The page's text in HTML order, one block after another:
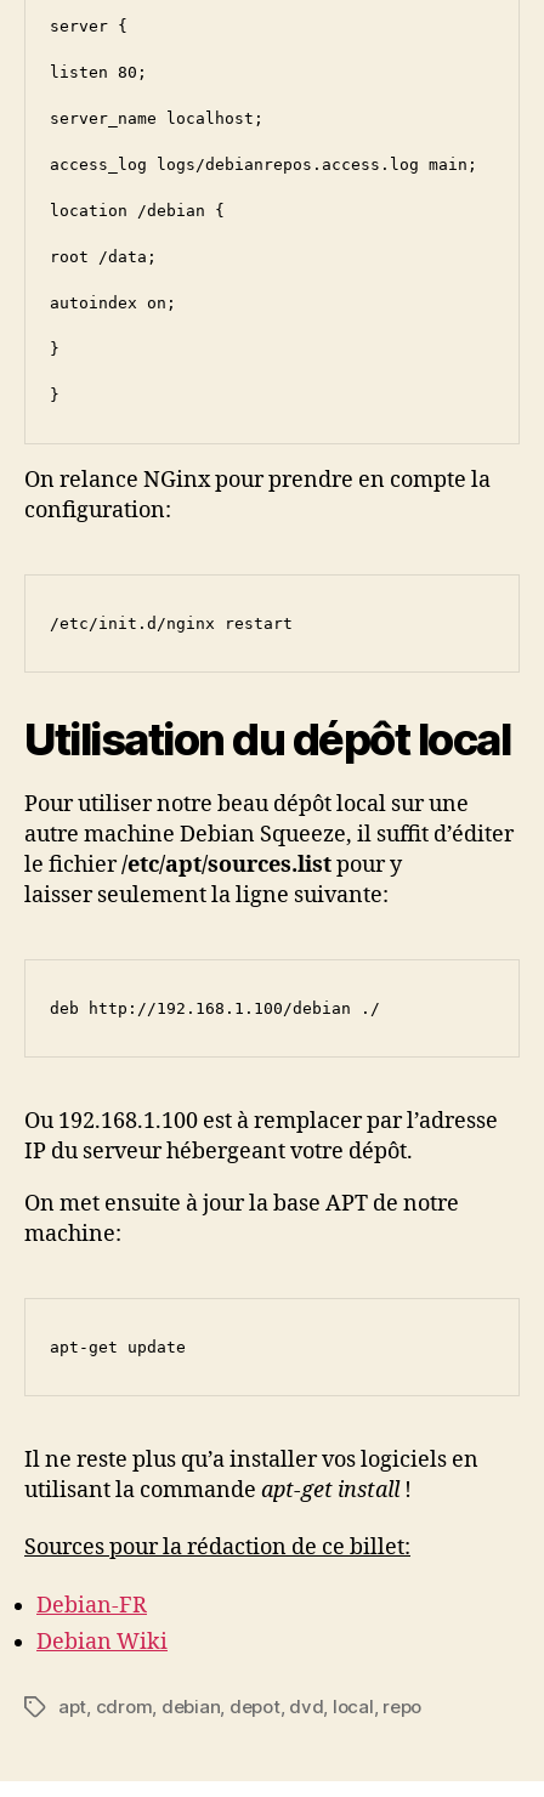
server {
listen 80;
server_name localhost;
access_log logs/debianrepos.access.log main;
location /debian {
root /data;
autoindex on;
}
}
On relance NGinx pour prendre en compte la
configuration:
/etc/init.d/nginx restart
Utilisation du dépôt local
Pour utiliser notre beau dépôt local sur une
autre machine Debian Squeeze, il suffit d’éditer
le fichier/etc/apt/sources.listpour y
laisser seulement la ligne suivante:
deb http://192.168.1.100/debian ./
Ou 192.168.1.100 est à remplacer par l’adresse
IP du serveur hébergeant votre dépôt.
On met ensuite à jour la base APT de notre
machine:
apt-get update
Il ne reste plus qu’a installer vos logiciels en
utilisant la commande apt-get install!
Sources pour la rédaction de ce billet:
Debian-FR
Debian Wiki
Étiquettes
apt cdrom debian depot, dvd local repo